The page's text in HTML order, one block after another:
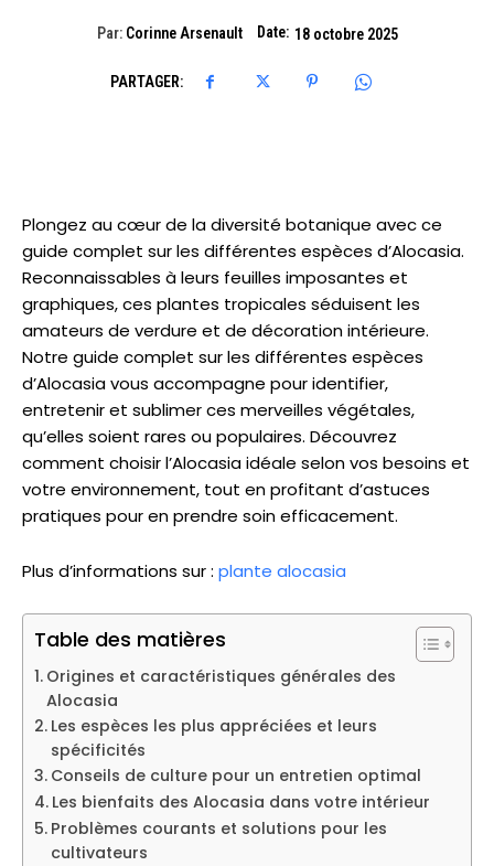
Par: Corinne Arsenault Date: 18 octobre 2025
PARTAGER:
Plongez au cœur de la diversité botanique avec ce
guide complet sur les différentes espèces d’Alocasia.
Reconnaissables à leurs feuilles imposantes et
graphiques, ces plantes tropicales séduisent les
amateurs de verdure et de décoration intérieure.
Notre guide complet sur les différentes espèces
d’Alocasia vous accompagne pour identifier,
entretenir et sublimer ces merveilles végétales,
qu’elles soient rares ou populaires. Découvrez
comment choisir l’Alocasia idéale selon vos besoins et
votre environnement, tout en profitant d’astuces
pratiques pour en prendre soin efficacement.
Plus d’informations sur : plante alocasia
Table des matières
Origines et caractéristiques générales des
Alocasia
Les espèces les plus appréciées et leurs
spécificités
Conseils de culture pour un entretien optimal
Les bienfaits des Alocasia dans votre intérieur
Problèmes courants et solutions pour les
cultivateurs